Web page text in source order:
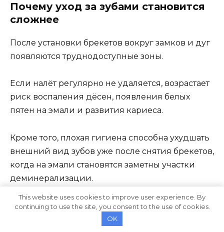
Почему уход за зубами становится
сложнее
После установки брекетов вокруг замков и дуг
появляются труднодоступные зоны.
Если налёт регулярно не удаляется, возрастает
риск воспаления дёсен, появления белых
пятен на эмали и развития кариеса.
Кроме того, плохая гигиена способна ухудшать
внешний вид зубов уже после снятия брекетов,
когда на эмали становятся заметны участки
деминерализации.
Именно поэтому ортодонты уделяют уходу не
меньше внимания, чем самому процессу
This website uses cookies to improve user experience. By
continuing to use the site, you consent to the use of cookies.
OK